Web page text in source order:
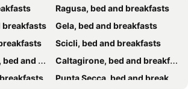
Ragusa, bed and breakfasts
breakfasts
Gela, bed and breakfasts
Scicli, bed and breakfasts
breakfasts
Caltagirone, bed and breakfasts
Punta Secca, bed and breakfasts